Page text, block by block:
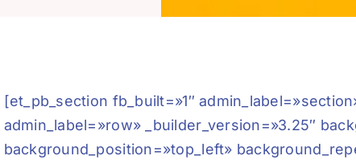
[et_pb_section fb_built=»1″
admin_label=»row» _builder_version=»3.25″
background_position=»top_left»